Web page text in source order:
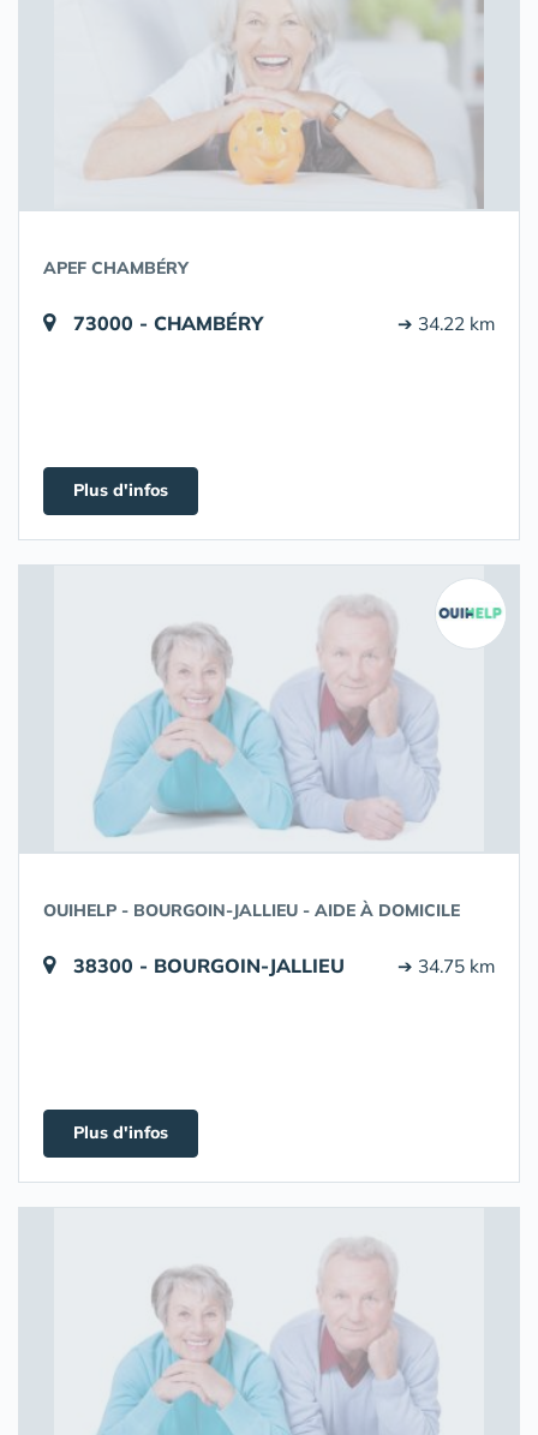
APEF CHAMBÉRY
73000 - CHAMBÉRY ➔ 34.22 km
Plus d'infos
OUIHELP - BOURGOIN-JALLIEU - AIDE À DOMICILE
38300 - BOURGOIN-JALLIEU ➔ 34.75 km
Plus d'infos